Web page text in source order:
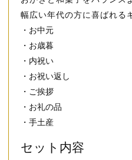
幅広い年代の方に喜ばれる
・お中元
・お歳暮
・内祝い
・お祝い返し
・ご挨拶
・お礼の品
・手土産
セット内容